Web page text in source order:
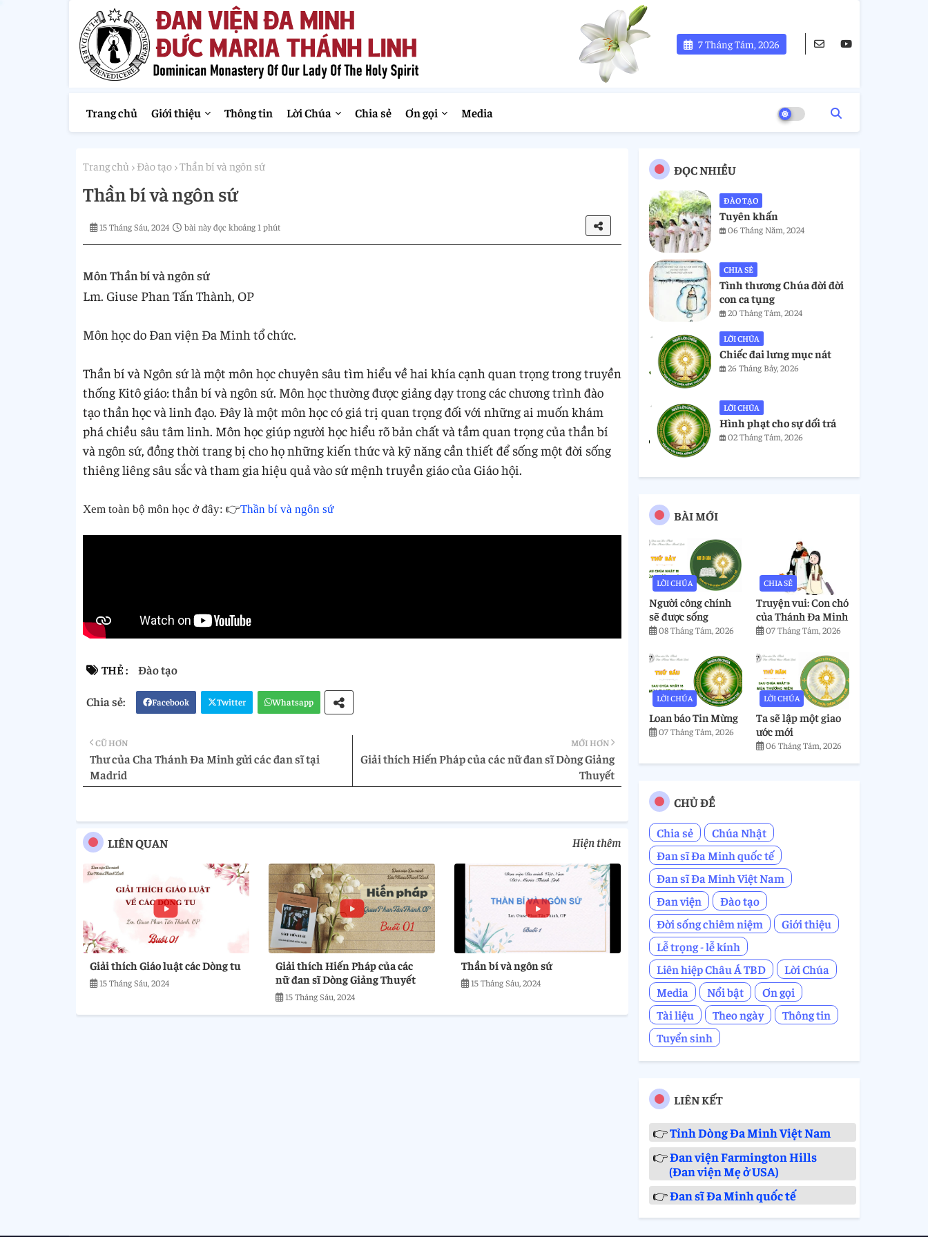
7 Tháng Tám, 2026
Trang chủ Giới thiệu Thông tin Lời Chúa Chia sẻ Ơn gọi Media
Trang chủ Đào tạo Thần bí và ngôn sứ
Thần bí và ngôn sứ
15 Tháng Sáu, 2024 bài này đọc khoảng 1 phút
Môn Thần bí và ngôn sứ
Lm. Giuse Phan Tấn Thành, OP
Môn học do Đan viện Đa Minh tổ chức.
Thần bí và Ngôn sứ là một môn học chuyên sâu tìm hiểu về hai khía cạnh quan trọng trong truyền
thống Kitô giáo: thần bí và ngôn sứ. Môn học thường được giảng dạy trong các chương trình đào
tạo thần học và linh đạo. Đây là một môn học có giá trị quan trọng đối với những ai muốn khám
phá chiều sâu tâm linh. Môn học giúp người học hiểu rõ bản chất và tầm quan trọng của thần bí
và ngôn sứ, đồng thời trang bị cho họ những kiến thức và kỹ năng cần thiết để sống một đời sống
thiêng liêng sâu sắc và tham gia hiệu quả vào sứ mệnh truyền giáo của Giáo hội.
Xem toàn bộ môn học ở đây: 👉Thần bí và ngôn sứ
THẺ : Đào tạo
Facebook Twitter Whatsapp
MỚI HƠN
Giải thích Hiến Pháp của các nữ đan sĩ Dòng Giảng
Thuyết
CŨ HƠN
Thư của Cha Thánh Đa Minh gửi các đan sĩ tại
Madrid
LIÊN QUAN Hiện thêm
Giải thích Giáo luật các Dòng tu
15 Tháng Sáu, 2024
Giải thích Hiến Pháp của các
nữ đan sĩ Dòng Giảng Thuyết
15 Tháng Sáu, 2024
Thần bí và ngôn sứ
15 Tháng Sáu, 2024
ĐỌC NHIỀU
ĐÀO TẠO
Tuyên khấn
06 Tháng Năm, 2024
CHIA SẺ
Tình thương Chúa đời đời
con ca tụng
20 Tháng Tám, 2024
LỜI CHÚA
Chiếc đai lưng mục nát
26 Tháng Bảy, 2026
LỜI CHÚA
Hình phạt cho sự dối trá
02 Tháng Tám, 2026
BÀI MỚI
LỜI CHÚA
Người công chính
sẽ được sống
08 Tháng Tám, 2026
CHIA SẺ
Truyện vui: Con chó
của Thánh Đa Minh
07 Tháng Tám, 2026
LỜI CHÚA
Loan báo Tin Mừng
07 Tháng Tám, 2026
LỜI CHÚA
Ta sẽ lập một giao
ước mới
06 Tháng Tám, 2026
CHỦ ĐỀ
Chia sẻ
Chúa Nhật
Đan sĩ Đa Minh quốc tế
Đan sĩ Đa Minh Việt Nam
Đan viện
Đào tạo
Đời sống chiêm niệm
Giới thiệu
Lễ trọng - lễ kính
Liên hiệp Châu Á TBD
Lời Chúa
Media
Nổi bật
Ơn gọi
Tài liệu
Theo ngày
Thông tin
Tuyển sinh
LIÊN KẾT
👉Tỉnh Dòng Đa Minh Việt Nam
👉Đan viện Farmington Hills
(Đan viện Mẹ ở USA)
👉Đan sĩ Đa Minh quốc tế